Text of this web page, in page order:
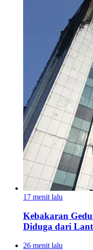
17 menit lalu
Kebakaran
Diduga dari
26 menit lalu